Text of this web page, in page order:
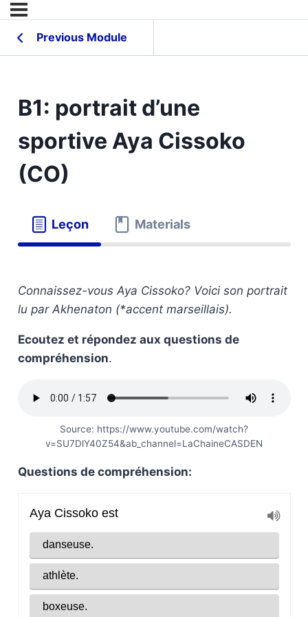
Previous Module
B1: portrait d’une
sportive Aya Cissoko
(CO)
Leçon Materials
Connaissez-vous Aya Cissoko? Voici son portrait
lu par Akhenaton (*accent marseillais).
Ecoutez et répondez aux questions de
compréhension.
Source: https://www.youtube.com/watch?
v=SU7DlY40Z54&ab_channel=LaChaineCASDEN
Questions de compréhension: